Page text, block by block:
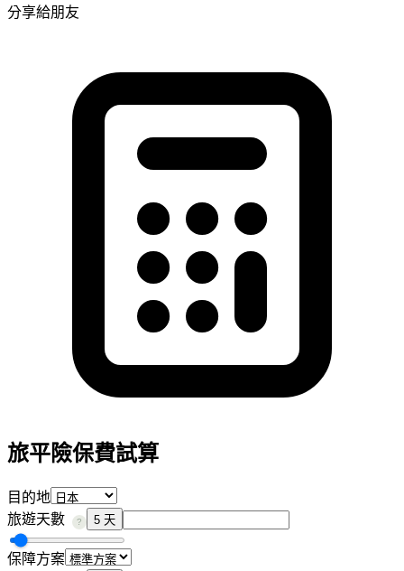
分享給朋友
旅平險保費試算
目的地
旅遊天數
? 5 天
保障方案